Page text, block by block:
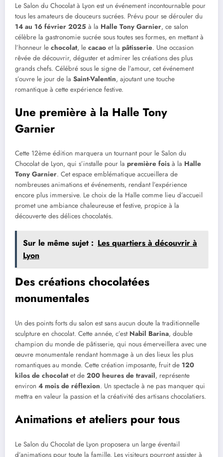
Le Salon du Chocolat à Lyon est un événement incontournable pour
tous les amateurs de douceurs sucrées. Prévu pour se dérouler du
14 au 16 février 2025 à la Halle Tony Garnier, ce salon
célèbre la gastronomie sucrée sous toutes ses formes, en mettant à
l’honneur le chocolat, le cacao et la pâtisserie. Une occasion
rêvée de découvrir, déguster et admirer les créations des plus
grands chefs. Célébré sous le signe de l’amour, cet événement
s’ouvre le jour de la Saint-Valentin, ajoutant une touche
romantique à cette expérience festive.
Une première à la Halle Tony
Garnier
Cette 12ème édition marquera un tournant pour le Salon du
Chocolat de Lyon, qui s’installe pour la première fois à la Halle
Tony Garnier. Cet espace emblématique accueillera de
nombreuses animations et événements, rendant l’expérience
encore plus immersive. Le choix de la Halle comme lieu d’accueil
promet une ambiance chaleureuse et festive, propice à la
découverte des délices chocolatés.
Sur le même sujet : Les quartiers à découvrir à
Lyon
Des créations chocolatées
monumentales
Un des points forts du salon est sans aucun doute la traditionnelle
sculpture en chocolat. Cette année, c’est Nabil Barina, double
champion du monde de pâtisserie, qui nous émerveillera avec une
œuvre monumentale rendant hommage à un des lieux les plus
romantiques au monde. Cette création imposante, fruit de 120
kilos de chocolatet de 200 heures de travail, représente
environ 4 mois de réflexion. Un spectacle à ne pas manquer qui
mettra en valeur la passion et la créativité des artisans chocolatiers.
Animations et ateliers pour tous
Le Salon du Chocolat de Lyon proposera un large éventail
d’animations pour toute la famille. Les visiteurs pourront assister à